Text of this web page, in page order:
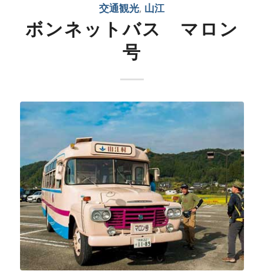
交通観光, 山江
ボンネットバス マロン
号